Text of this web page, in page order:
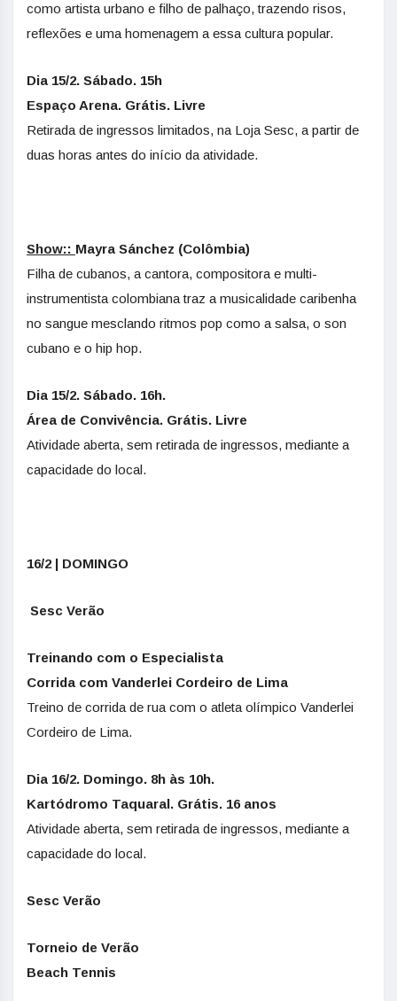
como artista urbano e filho de palhaço, trazendo risos,
reflexões e uma homenagem a essa cultura popular.
Dia 15/2. Sábado. 15h
Espaço Arena. Grátis. Livre
Retirada de ingressos limitados, na Loja Sesc, a partir de
duas horas antes do início da atividade.
Show:: Mayra Sánchez (Colômbia)
Filha de cubanos, a cantora, compositora e multi-
instrumentista colombiana traz a musicalidade caribenha
no sangue mesclando ritmos pop como a salsa, o son
cubano e o hip hop.
Dia 15/2. Sábado. 16h.
Área de Convivência. Grátis. Livre
Atividade aberta, sem retirada de ingressos, mediante a
capacidade do local.
16/2 | DOMINGO
Sesc Verão
Treinando com o Especialista
Corrida com Vanderlei Cordeiro de Lima
Treino de corrida de rua com o atleta olímpico Vanderlei
Cordeiro de Lima.
Dia 16/2. Domingo. 8h às 10h.
Kartódromo Taquaral. Grátis. 16 anos
Atividade aberta, sem retirada de ingressos, mediante a
capacidade do local.
Sesc Verão
Torneio de Verão
Beach Tennis